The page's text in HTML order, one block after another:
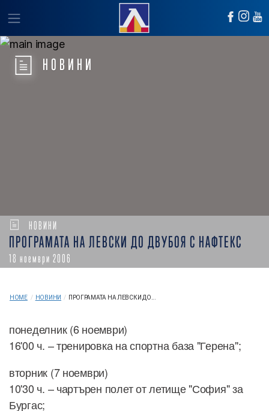
НОВИНИ
НОВИНИ
ПРОГРАМАТА НА ЛЕВСКИ ДО ДВУБОЯ С НАФТЕКС
18 ноември 2006
HOME / НОВИНИ / ПРОГРАМАТА НА ЛЕВСКИ ДО...
понеделник (6 ноември)
16'00 ч. – тренировка на спортна база "Герена";
вторник (7 ноември)
10'30 ч. – чартърен полет от летище "София" за
Бургас;